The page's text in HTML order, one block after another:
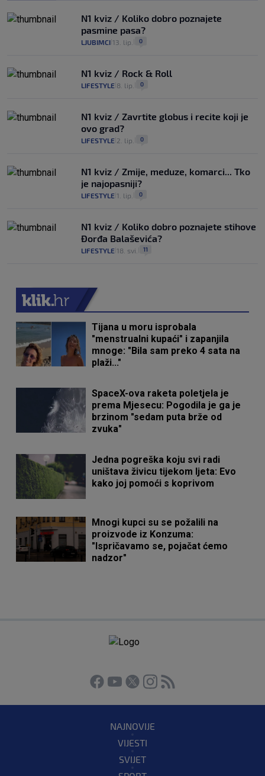
N1 kviz / Koliko dobro poznajete
pasmine pasa?
LJUBIMCI 13. lip. 0
N1 kviz / Rock & Roll
LIFESTYLE 8. lip. 0
N1 kviz / Zavrtite globus i recite koji je
ovo grad?
LIFESTYLE 2. lip. 0
N1 kviz / Zmije, meduze, komarci... Tko
je najopasniji?
LIFESTYLE 1. lip. 0
N1 kviz / Koliko dobro poznajete stihove
Đorđa Balaševića?
LIFESTYLE 18. svi. 11
Tijana u moru isprobala
"menstrualni kupaći" i zapanjila
mnoge: "Bila sam preko 4 sata na
plaži..."
SpaceX-ova raketa poletjela je
prema Mjesecu: Pogodila je ga je
brzinom "sedam puta brže od
zvuka"
Jedna pogreška koju svi radi
uništava živicu tijekom ljeta: Evo
kako joj pomoći s koprivom
Mnogi kupci su se požalili na
proizvode iz Konzuma:
"Ispričavamo se, pojačat ćemo
nadzor"
NAJNOVIJE
VIJESTI
SVIJET